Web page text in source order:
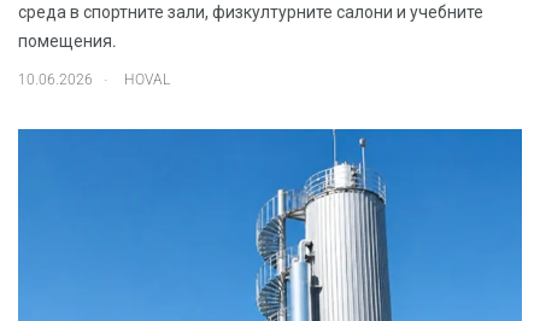
среда в спортните зали, физкултурните салони и учебните
помещения.
10.06.2026 . HOVAL